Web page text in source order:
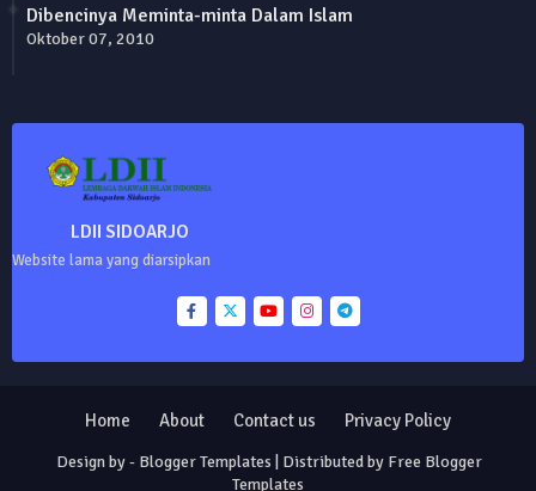
Dibencinya Meminta-minta Dalam Islam
Oktober 07, 2010
LDII SIDOARJO
Website lama yang diarsipkan
Design by - Blogger Templates | Distributed by Free Blogger
Templates
Home About Contact us Privacy Policy